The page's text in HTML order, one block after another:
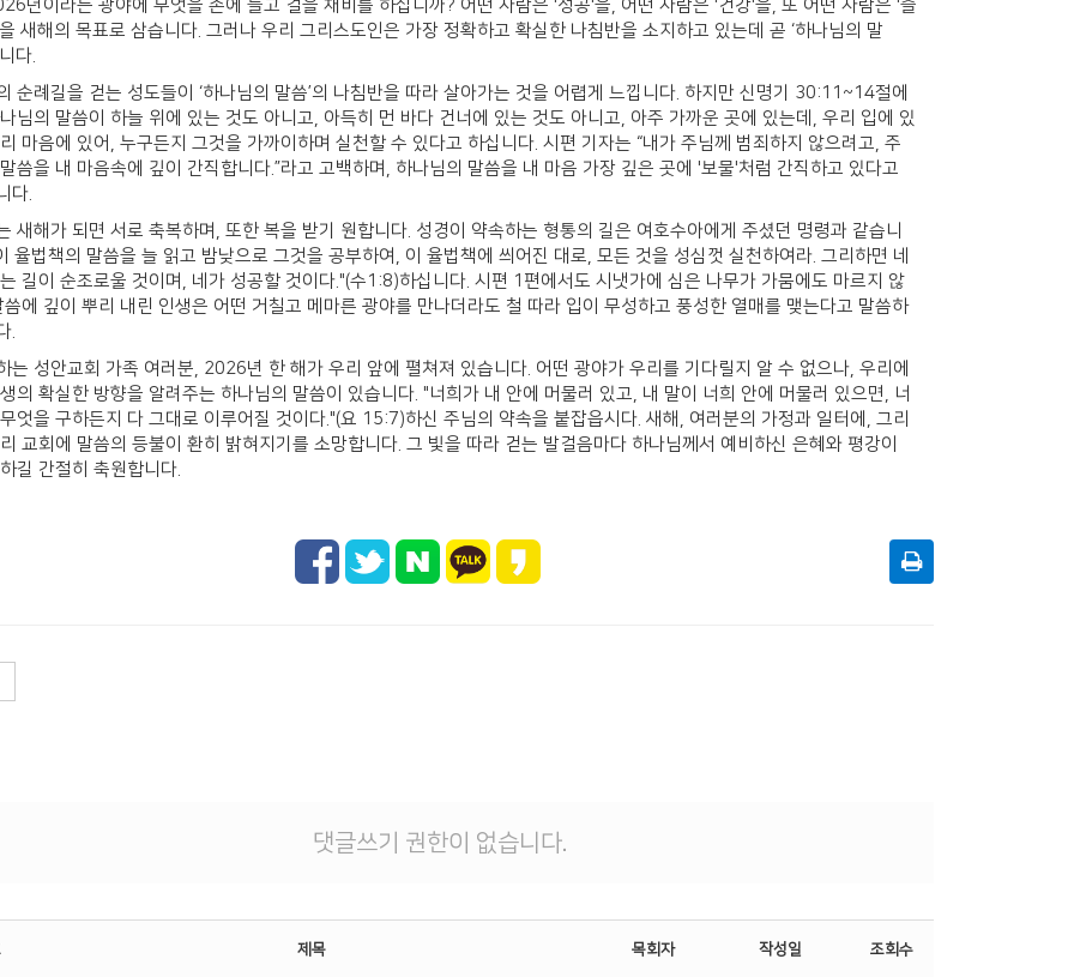
년이라는 광야에 무엇을 손에 들고 걸을 채비를 하십니까? 어떤 사람은 '성공'을, 어떤 사람은 '건강'을, 또 어떤 사람은 '즐
새해의 목표로 삼습니다. 그러나 우리 그리스도인은 가장 정확하고 확실한 나침반을 소지하고 있는데 곧 ‘하나님의 말
다.
순례길을 걷는 성도들이 ‘하나님의 말씀’의 나침반을 따라 살아가는 것을 어렵게 느낍니다. 하지만 신명기 30:11~14절에
님의 말씀이 하늘 위에 있는 것도 아니고, 아득히 먼 바다 건너에 있는 것도 아니고, 아주 가까운 곳에 있는데, 우리 입에 있
마음에 있어, 누구든지 그것을 가까이하며 실천할 수 있다고 하십니다. 시편 기자는 “내가 주님께 범죄하지 않으려고, 주
씀을 내 마음속에 깊이 간직합니다.”라고 고백하며, 하나님의 말씀을 내 마음 가장 깊은 곳에 '보물'처럼 간직하고 있다고
다.
새해가 되면 서로 축복하며, 또한 복을 받기 원합니다. 성경이 약속하는 형통의 길은 여호수아에게 주셨던 명령과 같습니
율법책의 말씀을 늘 읽고 밤낮으로 그것을 공부하여, 이 율법책에 씌어진 대로, 모든 것을 성심껏 실천하여라. 그리하면 네
길이 순조로울 것이며, 네가 성공할 것이다."(수1:8)하십니다. 시편 1편에서도 시냇가에 심은 나무가 가뭄에도 마르지 않
씀에 깊이 뿌리 내린 인생은 어떤 거칠고 메마른 광야를 만나더라도 철 따라 입이 무성하고 풍성한 열매를 맺는다고 말씀하
.
는 성안교회 가족 여러분, 2026년 한 해가 우리 앞에 펼쳐져 있습니다. 어떤 광야가 우리를 기다릴지 알 수 없으나, 우리에
의 확실한 방향을 알려주는 하나님의 말씀이 있습니다. "너희가 내 안에 머물러 있고, 내 말이 너희 안에 머물러 있으면, 너
엇을 구하든지 다 그대로 이루어질 것이다."(요 15:7)하신 주님의 약속을 붙잡읍시다. 새해, 여러분의 가정과 일터에, 그리
교회에 말씀의 등불이 환히 밝혀지기를 소망합니다. 그 빛을 따라 걷는 발걸음마다 하나님께서 예비하신 은혜와 평강이
길 간절히 축원합니다.
댓글쓰기 권한이 없습니다.
제목 목회자 작성일 조회수